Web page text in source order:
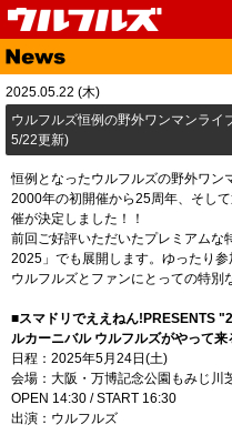
Top
Media
Profile
Fanclub
Contact
2025.05.22 (木)
ウルフルズ恒例の野外ワンマンラ
5/22更新)
恒例となったウルフルズの野外ワン
2000年の初開催から25周年、そし
催が決定しました！！
前回ご好評いただいたプレミアムな
2025」でも展開します。ゆったり
ウルフルズとファンにとっての特別
■スマドリでええねん!PRESENTS
ルカーニバル ウルフルズがやって
日程：2025年5月24日(土)
会場：大阪・万博記念公園もみじ川
OPEN 14:30 / START 16:30
出演：ウルフルズ